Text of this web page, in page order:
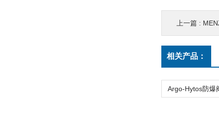
上一篇 :
相关产品：